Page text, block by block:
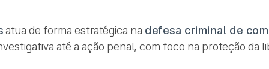
atua de forma estratégica na defesa criminal de
até a ação penal, com foco na proteção